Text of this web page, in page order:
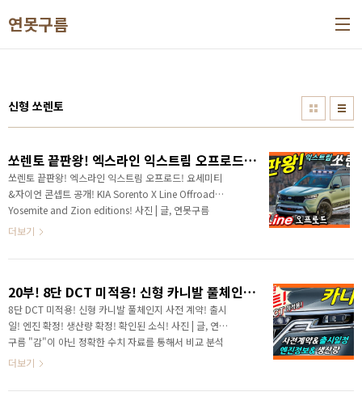
연못구름
신형 쏘렌토
쏘렌토 끝판왕! 엑스라인 익스트림 오프로드! 요세미티&자이언 콘셉트 공개! KIA Sorento X Line Offroad! Yosemite and Zion editions!
쏘렌토 끝판왕! 엑스라인 익스트림 오프로드! 요세미티
&자이언 콘셉트 공개! KIA Sorento X Line Offroad!
Yosemite and Zion editions!​ 사진 | 글, 연못구름
"감"이 아닌 정확한 수치 자료를 통해서 비교 분석 자료
을 보고 놀라셨다고요? 놀라셨다면 아직 좀 이른 것 같
언 콘셉트를 보신다면 아마도 반하시게 될 거예요! # 세
부적인 정보를 제공하는 영상으로 보시길 추천합니다.
안녕하세요? 연못구름입니다. 지난 쏘렌토 영상에서 쏘
렌토 끝판왕이라는 제목으로 알려드렸는데, 부동 1위
공개하면서 함께 출시한 오프..
더보기
20부! 8단 DCT 미적용! 신형 카니발 풀체인지 사전 계약! 출시일! 엔진 확정! 생산량 확정! 확인된 소식!
8단 DCT 미적용! 신형 카니발 풀체인지 사전 계약! 출시
일! 엔진 확정! 생산량 확정! 확인된 소식!​ 사진 | 글, 연못
구름 "감"이 아닌 정확한 수치 자료를 통해서 비교 분석
자료를 제시하는 연못구름입니다! # 영상으로 보시면 보
확한 신차 정보를 알려드리는 연못구름입니다. 카니발 출
더보기